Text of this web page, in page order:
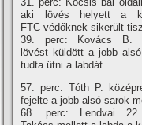
aki lövés helyett a
FTC védőknek sikerült
39. perc: Kovács B.
lövést küldött a jobb
tudta ütni a labdát.
57. perc: Tóth P.
fejelte a jobb alsó sarok
68. perc: Lendvai 22